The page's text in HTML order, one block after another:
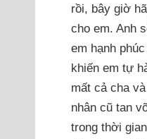
rồi, bây giờ
cho em. Anh
em hạnh
khiến em tự
mất cả cha
nhân cũ tan
trong thời